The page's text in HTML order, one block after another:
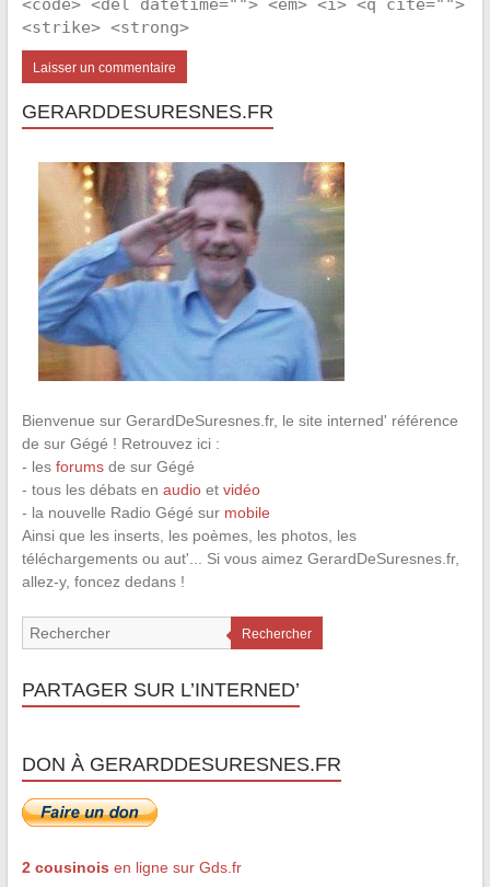
<code> <del datetime=""> <em> <i> <q cite="">
<strike> <strong>
GERARDDESURESNES.FR
Bienvenue sur GerardDeSuresnes.fr, le site interned' référence
de sur Gégé ! Retrouvez ici :
- les forumsde sur Gégé
- tous les débats en audioet vidéo
- la nouvelle Radio Gégé sur mobile
Ainsi que les inserts, les poèmes, les photos, les
téléchargements ou aut'... Si vous aimez GerardDeSuresnes.fr,
allez-y, foncez dedans !
Rechercher
PARTAGER SUR L’INTERNED’
DON À GERARDDESURESNES.FR
2 cousinois en ligne sur Gds.fr